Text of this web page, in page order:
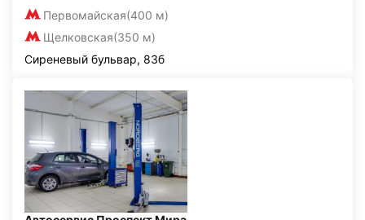
Первомайская(400 м)
Щелковская(350 м)
Сиреневый бульвар, 83б